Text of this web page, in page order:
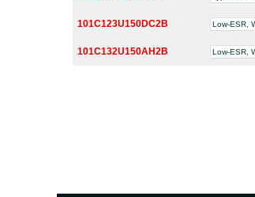
101C123U150DC2B Low-ESR,
101C132U150AH2B Low-ESR,